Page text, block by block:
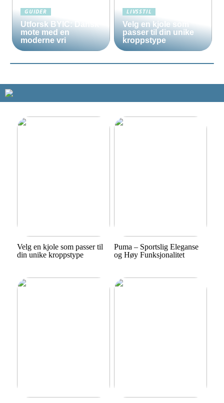
GUIDER
Utforsk BYIC: Dansk
mote med en
moderne vri
LIVSSTIL
Velg en kjole som
passer til din unike
kroppstype
Velg en kjole som passer til
din unike kroppstype
Puma – Sportslig Eleganse
og Høy Funksjonalitet